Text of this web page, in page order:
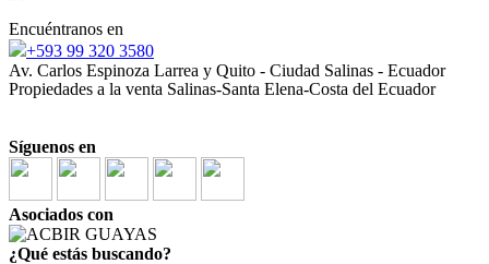
Encuéntranos en
+593 99 320 3580
Av. Carlos Espinoza Larrea y Quito - Ciudad Salinas - Ecuador
Propiedades a la venta Salinas-Santa Elena-Costa del Ecuador
Síguenos en
Asociados con
¿Qué estás buscando?